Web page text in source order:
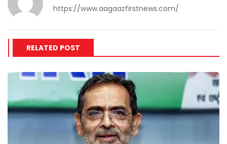
https://www.aagaazfirstnews.com/
RELATED POST